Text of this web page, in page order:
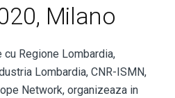
Milano
cu Regione Lombardia,
Lombardia, CNR-ISMN,
Network, organizeaza in